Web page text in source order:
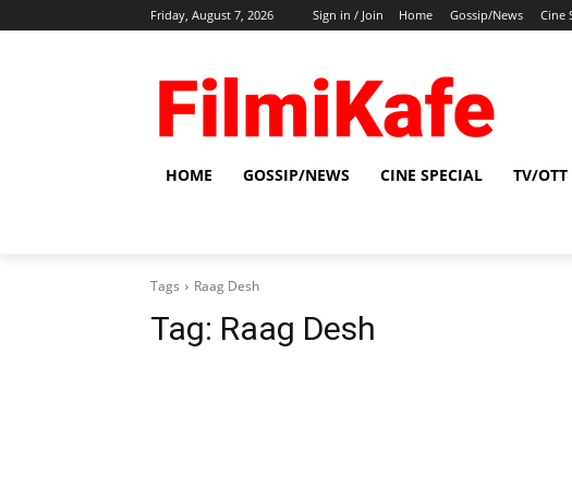
Friday, August 7, 2026 Sign in / Join Home Gossip/News Cine
HOME GOSSIP/NEWS CINE SPECIAL TV/OTT
Tags Raag Desh
Tag: Raag Desh